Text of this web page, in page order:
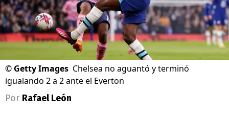
© Getty Images Chelsea no aguantó y terminó
igualando 2 a 2 ante el Everton
Por Rafael León